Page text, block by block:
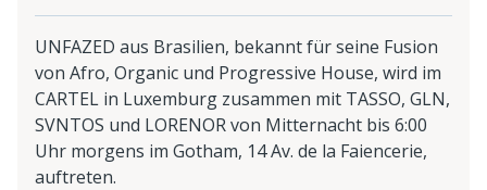
UNFAZED aus Brasilien, bekannt für seine Fusion
von Afro, Organic und Progressive House, wird im
CARTEL in Luxemburg zusammen mit TASSO, GLN,
SVNTOS und LORENOR von Mitternacht bis 6:00
Uhr morgens im Gotham, 14 Av. de la Faiencerie,
auftreten.